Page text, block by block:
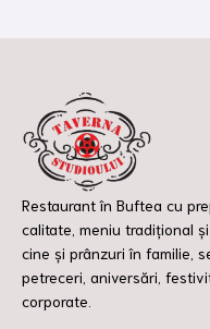
Restaurant în Buftea cu
calitate, meniu tradițional
cine și prânzuri în familie,
petreceri, aniversări,
corporate.